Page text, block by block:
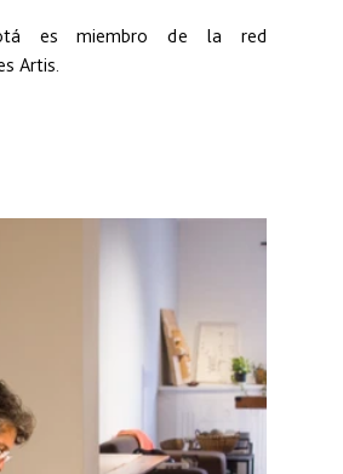
es miembro de la red
Artis.